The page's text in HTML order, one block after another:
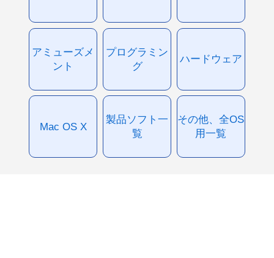
アミューズメ
ント
プログラミン
グ
ハードウェア
Mac OS X
製品ソフト一
覧
その他、全OS
用一覧